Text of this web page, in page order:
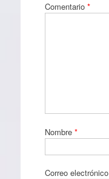
Comentario *
Nombre *
Correo electrónico